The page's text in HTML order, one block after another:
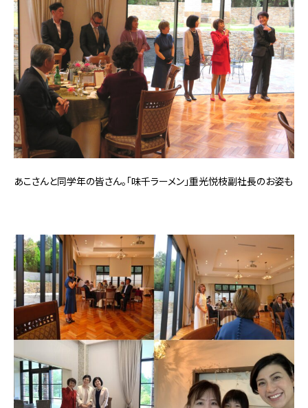
あこさんと同学年の皆さん。「味千ラーメン」重光悦枝副社長のお姿も